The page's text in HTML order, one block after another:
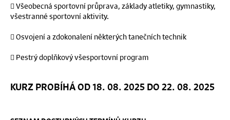
 Všeobecná sportovní průprava, základy atletiky, gymnastiky,
všestranné sportovní aktivity.
 Osvojení a zdokonalení některých tanečních technik
 Pestrý doplňkový všesportovní program
KURZ PROBÍHÁ OD 18. 08. 2025 DO 22. 08. 2025